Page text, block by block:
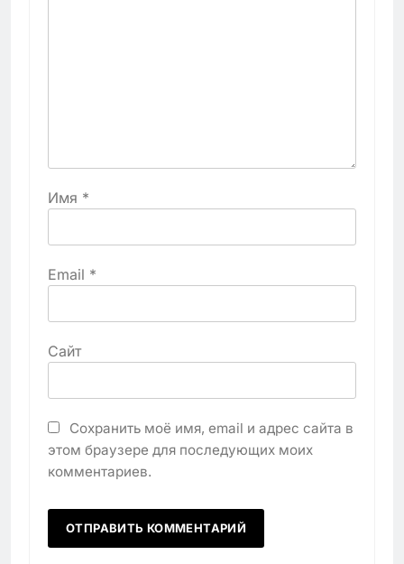
Имя *
Email *
Сайт
Сохранить моё имя, email и адрес сайта в
этом браузере для последующих моих
комментариев.